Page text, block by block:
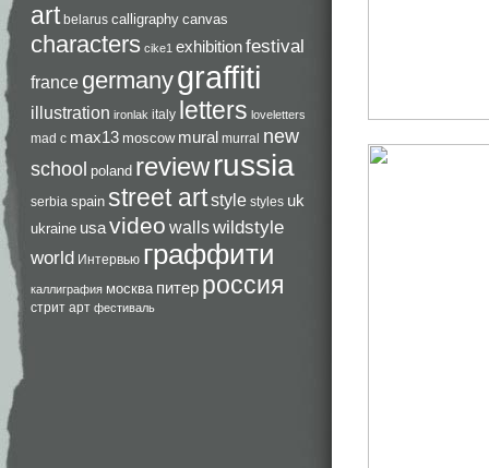
art belarus calligraphy canvas
characters cike1 exhibitionfestival
france germanygraffiti
illustration ironlak italy letters loveletters
mad c max13 moscow mural murral new
school poland reviewrussia
serbia spain street artstyle styles uk
ukraine usavideo wallswildstyle
world Интервью граффити
каллиграфия москва питер россия
стрит арт фестиваль